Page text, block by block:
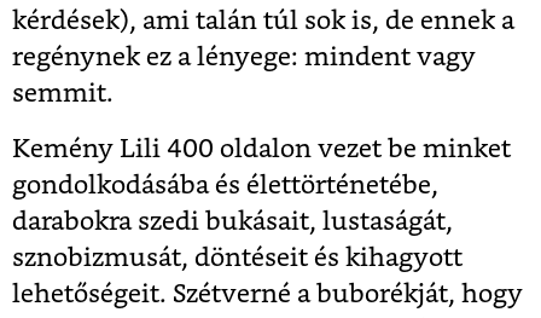
kérdések), ami talán túl sok is, de ennek a
regénynek ez a lényege: mindent vagy
semmit.
Kemény Lili 400 oldalon vezet be minket
gondolkodásába és élettörténetébe,
darabokra szedi bukásait, lustaságát,
sznobizmusát, döntéseit és kihagyott
lehetőségeit. Szétverné a buborékját, hogy